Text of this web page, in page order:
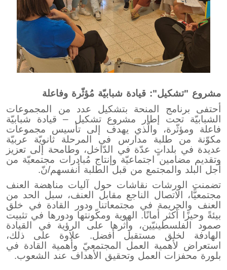
مشروع "تشكيل": قيادة شبابيّة مُؤثّرة وفاعلة
أحتفى برنامج المنحة بتشكيل عدد من المجموعات
الشبابيّة تحت إطار مشروع تشكيل – قيادة شبابيّة
فاعلة ومؤثّرة، والّذي يهدف إلى تأسيس مجموعات
مكوّنة من طلبة مدارس في المرحلة ثانويّة عربيّة
عديدة في بلداتٍ عدّة في الدّاخل، وطامحة إلى تعزيز
وتقديم مضامين اجتماعيّة وإنتاج مُبادرات مجتمعيّة من
أجل البلد والمجتمع من قبل الطلبة أنفسهم/نّ.
تضمنت الورشات نقاشات حول آليات مناهضة العنف
مجتمعيًّا، الاتصال الناجع مقابل العنف، سبل الحد من
العنف والجريمة في مجتمعاتنا ودور القادة في خلق
بيئةً وحيزًا أكثر أمانًا. الهوية ومكّونتها ودورها في تثبيت
صمود الفلسطينيّين، وأثرها على الرؤية في القيادة
الهادفة لخلق مستقبل أفضل. علاوة على ذلك،
استعراض لأهمية العمل المجتمعيّ وأهمية القادة في
بلورة محفزات العمل وتحقيق الأهداف عند الشعوب.